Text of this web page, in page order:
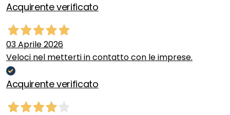
Acquirente verificato
03 Aprile 2026
Veloci nel metterti in contatto con le imprese.
Acquirente verificato